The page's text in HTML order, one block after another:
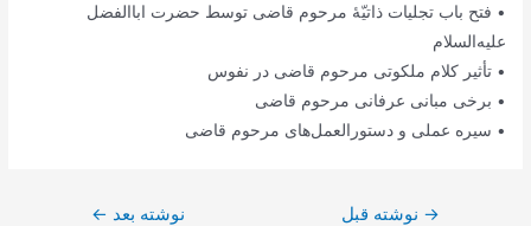
• فتح باب تجلیات ذاتیّۀ مرحوم قاضی توسط حضرت اباالفضل
علیه‌السلام
• تأثیر کلام ملکوتی مرحوم قاضی در نفوس
• برخی مبانی عرفانی مرحوم قاضی
• سیره عملی و دستورالعمل‌های مرحوم قاضی
راهبری→ نوشته قبل نوشته بعد ←